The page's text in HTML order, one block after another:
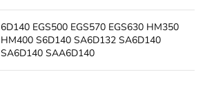
6D140 EGS500 EGS570 EGS630 HM350
HM400 S6D140 SA6D132 SA6D140
SA6D140 SAA6D140